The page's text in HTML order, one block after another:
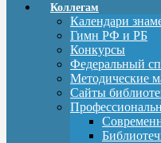
Коллегам
Календари
Гимн РФ и РБ
Конкурсы
Федеральный
Методические
Сайты